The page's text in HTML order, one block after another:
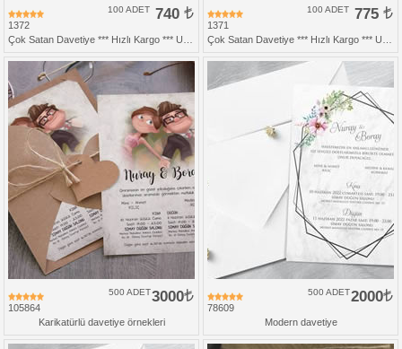
1372
740
100 ADET
1371
775
100 ADET
105864
3000
500 ADET
Karikatürlü davetiye örnekleri
78609
2000
500 ADET
Modern davetiye